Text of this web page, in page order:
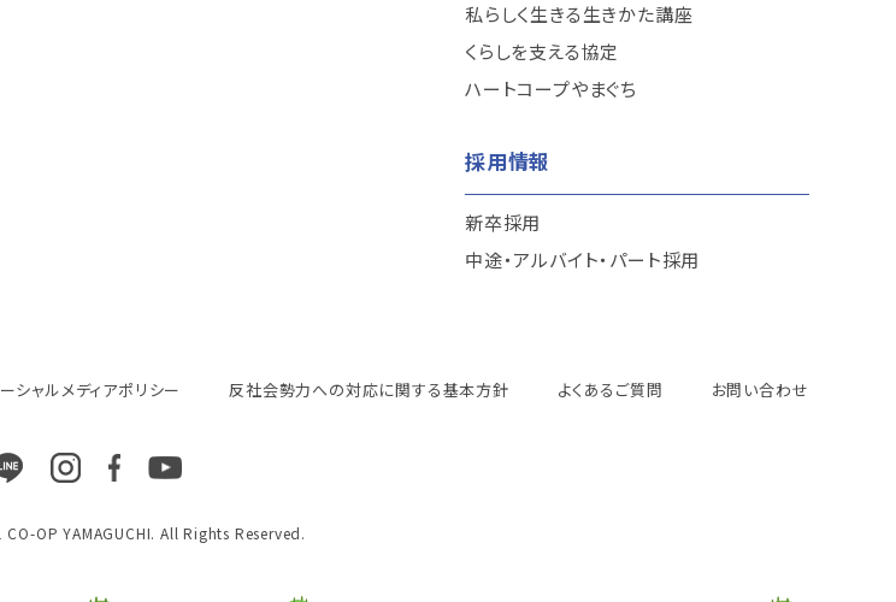
私らしく生きる生きかた講座
くらしを支える協定
ハートコープやまぐち
採用情報
新卒採用
中途・アルバイト・パート採用
シャルメディアポリシー 反社会勢力への対応に関する基本方針 よくあるご質問 お問い合わせ
OP YAMAGUCHI. All Rights Reserved.